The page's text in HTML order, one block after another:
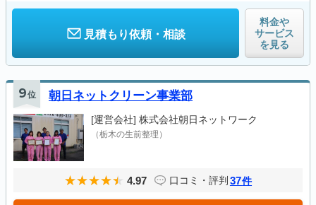
見積もり依頼・相談
料金や
サービス
を見る
9位 朝日ネットクリーン事業部
[運営会社] 株式会社朝日ネットワーク
（栃木の生前整理）
4.97 口コミ・評判 37件